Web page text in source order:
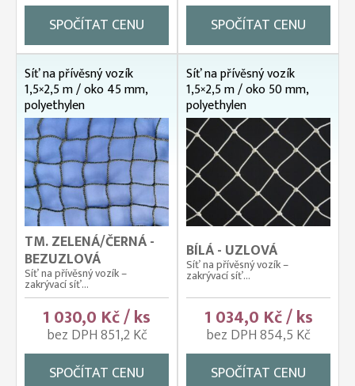
SPOČÍTAT CENU
SPOČÍTAT CENU
Síť na přívěsný vozík
1,5×2,5 m / oko 45 mm,
polyethylen
TM. ZELENÁ/ČERNÁ -
BEZUZLOVÁ
Síť na přívěsný vozík –
zakrývací síť...
1 030,0 Kč / ks
bez DPH 851,2 Kč
SPOČÍTAT CENU
Síť na přívěsný vozík
1,5×2,5 m / oko 50 mm,
polyethylen
BÍLÁ - UZLOVÁ
Síť na přívěsný vozík –
zakrývací síť...
1 034,0 Kč / ks
bez DPH 854,5 Kč
SPOČÍTAT CENU